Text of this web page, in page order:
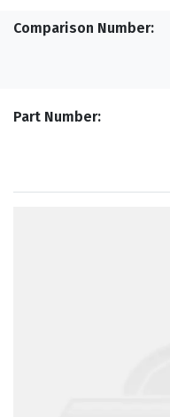
Comparison Number
Part Number